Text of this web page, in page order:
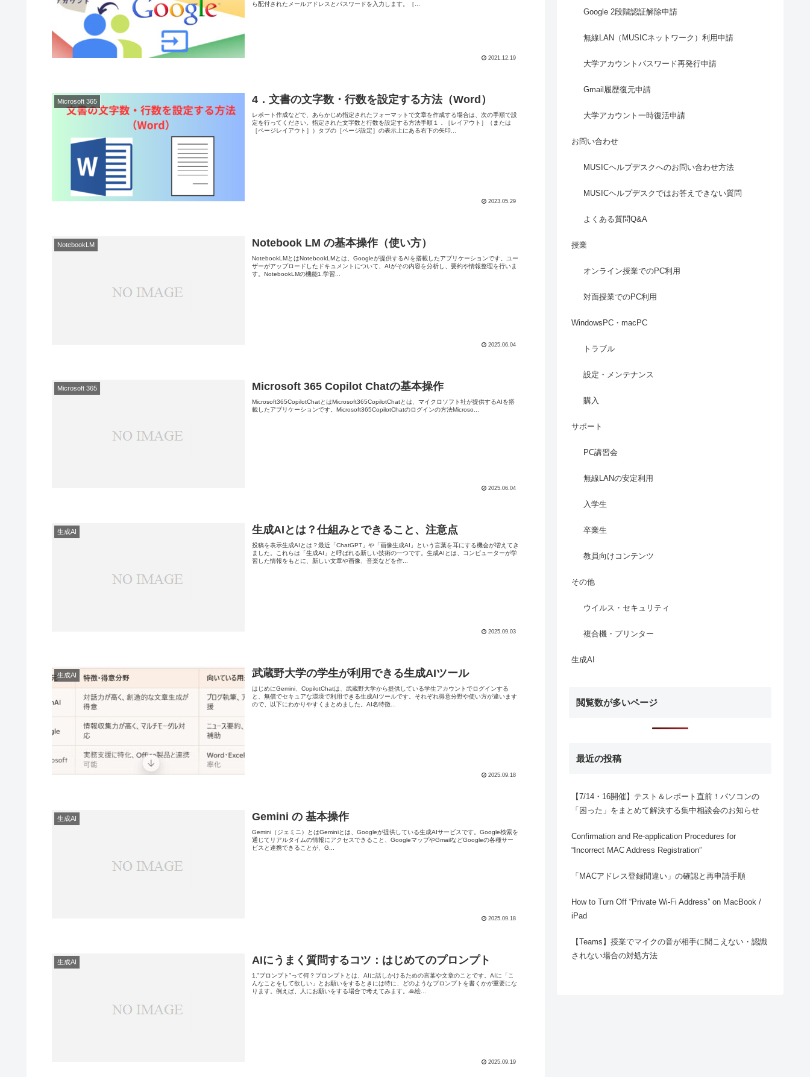
ら配付されたメールアドレスとパスワードを入力します。［...
2021.12.19
Microsoft 365 4．文書の文字数・行数を設定する方法（Word）
レポート作成などで、あらかじめ指定されたフォーマットで文章を作成する場合は、次の手順で設
定を行ってください。指定された文字数と行数を設定する方法手順１．［レイアウト］（または
［ページレイアウト］）タブの［ページ設定］の表示上にある右下の矢印...
2023.05.29
NotebookLM Notebook LM の基本操作（使い方）
NotebookLMとはNotebookLMとは、Googleが提供するAIを搭載したアプリケーションです。ユー
ザーがアップロードしたドキュメントについて、AIがその内容を分析し、要約や情報整理を行いま
す。NotebookLMの機能1.学習...
2025.06.04
Microsoft 365 Microsoft 365 Copilot Chatの基本操作
Microsoft365CopilotChatとはMicrosoft365CopilotChatとは、マイクロソフト社が提供するAIを搭
載したアプリケーションです。Microsoft365CopilotChatのログインの方法Microso...
2025.06.04
生成AI 生成AIとは？仕組みとできること、注意点
投稿を表示生成AIとは？最近「ChatGPT」や「画像生成AI」という言葉を耳にする機会が増えてき
ました。これらは「生成AI」と呼ばれる新しい技術の一つです。生成AIとは、コンピューターが学
習した情報をもとに、新しい文章や画像、音楽などを作...
2025.09.03
生成AI 武蔵野大学の学生が利用できる生成AIツール
はじめにGemini、CopilotChatは、武蔵野大学から提供している学生アカウントでログインする
と、無償でセキュアな環境で利用できる生成AIツールです。それぞれ得意分野や使い方が違います
ので、以下にわかりやすくまとめました。AI名特徴...
2025.09.18
生成AI Gemini の 基本操作
Gemini（ジェミニ）とはGeminiとは、Googleが提供している生成AIサービスです。Google検索を
通じてリアルタイムの情報にアクセスできること、GoogleマップやGmailなどGoogleの各種サー
ビスと連携できることが、G...
2025.09.18
生成AI AIにうまく質問するコツ：はじめてのプロンプト
1.”プロンプト”って何？プロンプトとは、AIに話しかけるための言葉や文章のことです。AIに「こ
んなことをして欲しい」とお願いをするときには特に、どのようなプロンプトを書くかが重要にな
ります。例えば、人にお願いをする場合で考えてみます。🙏絵...
2025.09.19
Google 2段階認証解除申請
無線LAN（MUSICネットワーク）利用申請
大学アカウントパスワード再発行申請
Gmail履歴復元申請
大学アカウント一時復活申請
お問い合わせ
MUSICヘルプデスクへのお問い合わせ方法
MUSICヘルプデスクではお答えできない質問
よくある質問Q&A
授業
オンライン授業でのPC利用
対面授業でのPC利用
WindowsPC・macPC
トラブル
設定・メンテナンス
購入
サポート
PC講習会
無線LANの安定利用
入学生
卒業生
教員向けコンテンツ
その他
ウイルス・セキュリティ
複合機・プリンター
生成AI
閲覧数が多いページ
最近の投稿
【7/14・16開催】テスト＆レポート直前！パソコンの
「困った」をまとめて解決する集中相談会のお知らせ
Confirmation and Re-application Procedures for
“Incorrect MAC Address Registration”
「MACアドレス登録間違い」の確認と再申請手順
How to Turn Off “Private Wi-Fi Address” on MacBook /
iPad
【Teams】授業でマイクの音が相手に聞こえない・認識
されない場合の対処方法